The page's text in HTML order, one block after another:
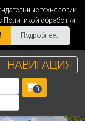
технологии.
Политикой обработки
Подробнее...
НАВИГАЦИЯ
0